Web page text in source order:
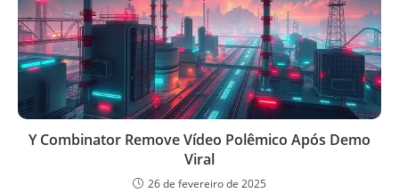
Y Combinator Remove Vídeo Polêmico Após Demo
Viral
26 de fevereiro de 2025